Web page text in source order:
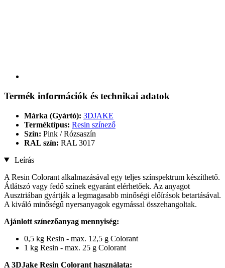
Termék információk és technikai adatok
Márka (Gyártó): 3DJAKE
Terméktípus: Resin színező
Szín: Pink / Rózsaszín
RAL szín: RAL 3017
Leírás
A Resin Colorant alkalmazásával egy teljes színspektrum készíthető.
Átlátszó vagy fedő színek egyaránt elérhetőek. Az anyagot
Ausztriában gyártják a legmagasabb minőségi előírások betartásával.
A kiváló minőségű nyersanyagok egymással összehangoltak.
Ajánlott színezőanyag mennyiség:
0,5 kg Resin - max. 12,5 g Colorant
1 kg Resin - max. 25 g Colorant
A 3DJake Resin Colorant használata: